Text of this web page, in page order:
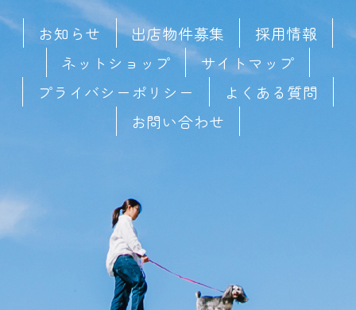
お知らせ 出店物件募集
採用情報
ネットショップ
サイトマップ
プライバシーポリシー
よくある質問
お問い合わせ